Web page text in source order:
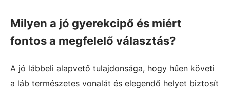
Milyen a jó gyerekcipő és miért
fontos a megfelelő választás?
A jó lábbeli alapvető tulajdonsága, hogy hűen követi
a láb természetes vonalát és elegendő helyet biztosít